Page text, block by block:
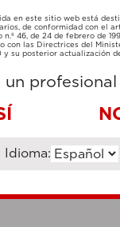
DE
TRANSFERENCIA
en este sitio web está
de conformidad con el
46, de 24 de febrero de
con las Directrices del
y su posterior actualización
un
Idioma: